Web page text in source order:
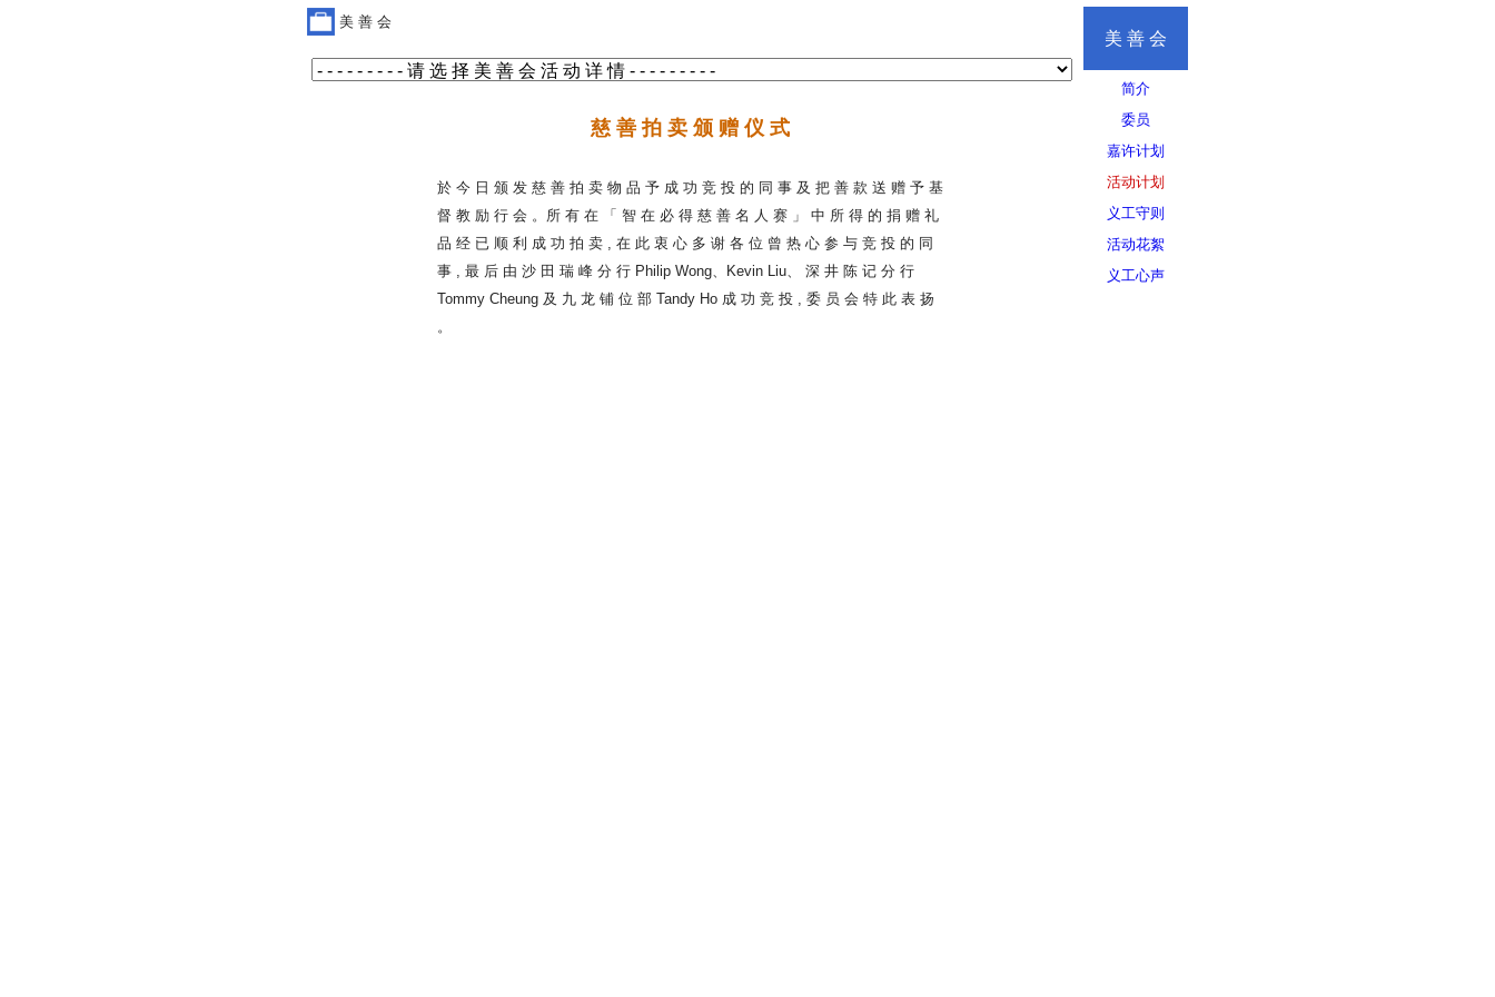
美 善 会
慈 善 拍 卖 颁 赠 仪 式
於 今 日 颁 发 慈 善 拍 卖 物 品 予 成 功 竞 投 的 同 事 及 把 善 款 送 赠 予 基
督 教 励 行 会 。所 有 在 「 智 在 必 得 慈 善 名 人 赛 」 中 所 得 的 捐 赠 礼
品 经 已 顺 利 成 功 拍 卖 , 在 此 衷 心 多 谢 各 位 曾 热 心 参 与 竞 投 的 同
事 , 最 后 由 沙 田 瑞 峰 分 行 Philip Wong、Kevin Liu、 深 井 陈 记 分 行
Tommy Cheung 及 九 龙 铺 位 部 Tandy Ho 成 功 竞 投 , 委 员 会 特 此 表 扬
。
美 善 会
简介
委员
嘉许计划
活动计划
义工守则
活动花絮
义工心声